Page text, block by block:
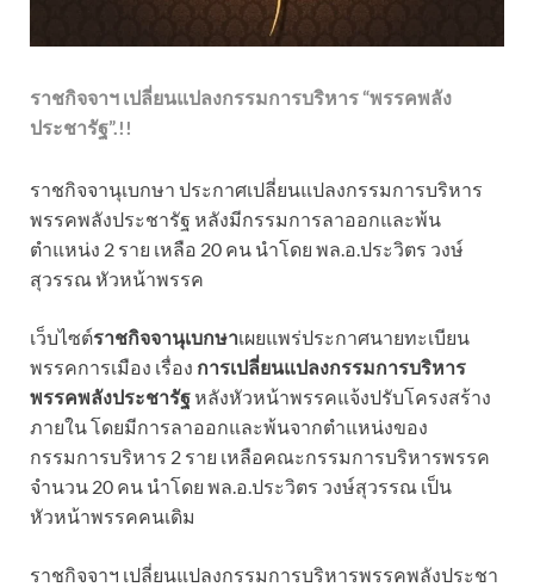
ราชกิจจาฯ เปลี่ยนแปลงกรรมการบริหาร “พรรคพลัง
ประชารัฐ”.!!
ราชกิจจานุเบกษา ประกาศเปลี่ยนแปลงกรรมการบริหาร
พรรคพลังประชารัฐ หลังมีกรรมการลาออกและพ้น
ตำแหน่ง 2 ราย เหลือ 20 คน นำโดย พล.อ.ประวิตร วงษ์
สุวรรณ หัวหน้าพรรค
เว็บไซต์ราชกิจจานุเบกษาเผยแพร่ประกาศนายทะเบียน
พรรคการเมือง เรื่อง การเปลี่ยนแปลงกรรมการบริหาร
พรรคพลังประชารัฐหลังหัวหน้าพรรคแจ้งปรับโครงสร้าง
ภายใน โดยมีการลาออกและพ้นจากตำแหน่งของ
กรรมการบริหาร 2 ราย เหลือคณะกรรมการบริหารพรรค
จำนวน 20 คน นำโดย พล.อ.ประวิตร วงษ์สุวรรณ เป็น
หัวหน้าพรรคคนเดิม
ราชกิจจาฯ เปลี่ยนแปลงกรรมการบริหารพรรคพลังประชา